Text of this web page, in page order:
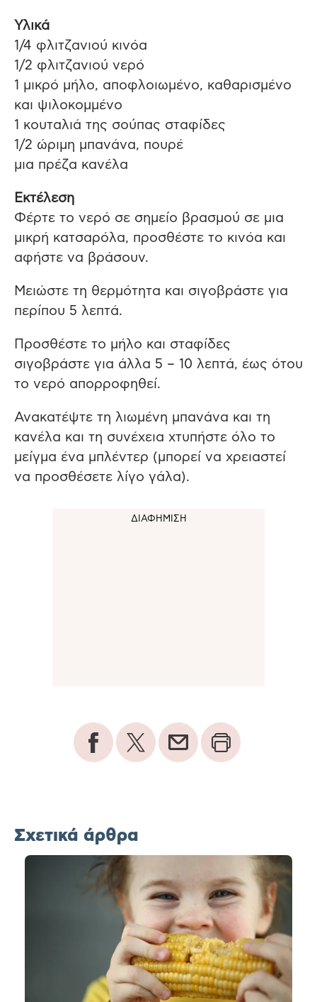
Υλικά
1/4 φλιτζανιού κινόα
1/2 φλιτζανιού νερό
1 μικρό μήλο, αποφλοιωμένο, καθαρισμένο
και ψιλοκομμένο
1 κουταλιά της σούπας σταφίδες
1/2 ώριμη μπανάνα, πουρέ
μια πρέζα κανέλα
Εκτέλεση
Φέρτε το νερό σε σημείο βρασμού σε μια
μικρή κατσαρόλα, προσθέστε το κινόα και
αφήστε να βράσουν.
Μειώστε τη θερμότητα και σιγοβράστε για
περίπου 5 λεπτά.
Προσθέστε το μήλο και σταφίδες
σιγοβράστε για άλλα 5 – 10 λεπτά, έως ότου
το νερό απορροφηθεί.
Ανακατέψτε τη λιωμένη μπανάνα και τη
κανέλα και τη συνέχεια χτυπήστε όλο το
μείγμα ένα μπλέντερ (μπορεί να χρειαστεί
να προσθέσετε λίγο γάλα).
Σχετικά άρθρα